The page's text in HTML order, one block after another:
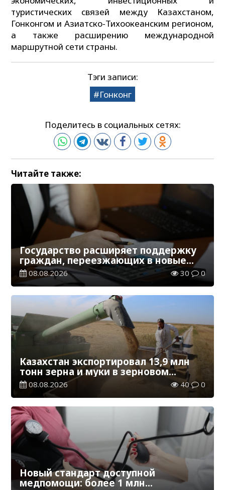
туристических связей между Казахстаном,
Гонконгом и Азиатско-Тихоокеанским регионом,
а также расширению международной
маршрутной сети страны.
Тэги записи:
Гонконг
Поделитесь в социальных сетях:
Читайте также:
Государство расширяет поддержку
граждан, переезжающих в новые
регионы для работы
08.08.2026 30 0
Казахстан экспортировал 13,9 млн
тонн зерна и муки в зерновом
эквиваленте
08.08.2026 40 0
Новый стандарт доступной
медпомощи: более 1 млн